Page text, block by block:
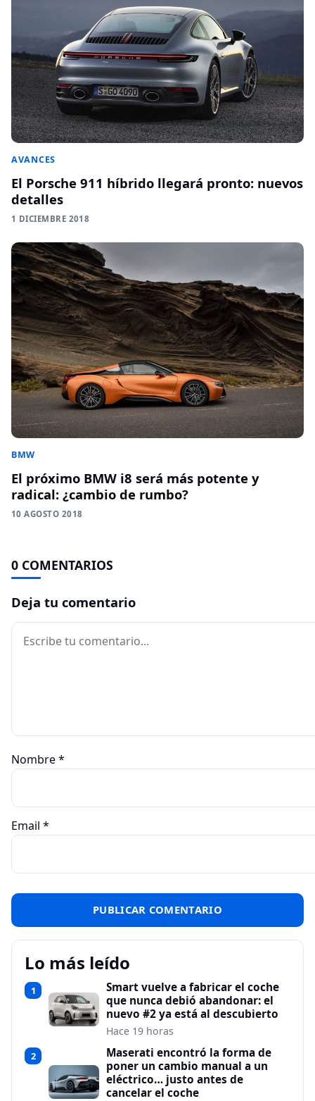
AVANCES
El Porsche 911 híbrido llegará pronto: nuevos
detalles
1 DICIEMBRE 2018
BMW
El próximo BMW i8 será más potente y
radical: ¿cambio de rumbo?
10 AGOSTO 2018
0 COMENTARIOS
Deja tu comentario
Comentario
Nombre*
Email *
Lo más leído
1
Smart vuelve a fabricar el coche
que nunca debió abandonar: el
nuevo #2 ya está al descubierto
Hace 19 horas
2
Maserati encontró la forma de
poner un cambio manual a un
eléctrico… justo antes de
cancelar el coche